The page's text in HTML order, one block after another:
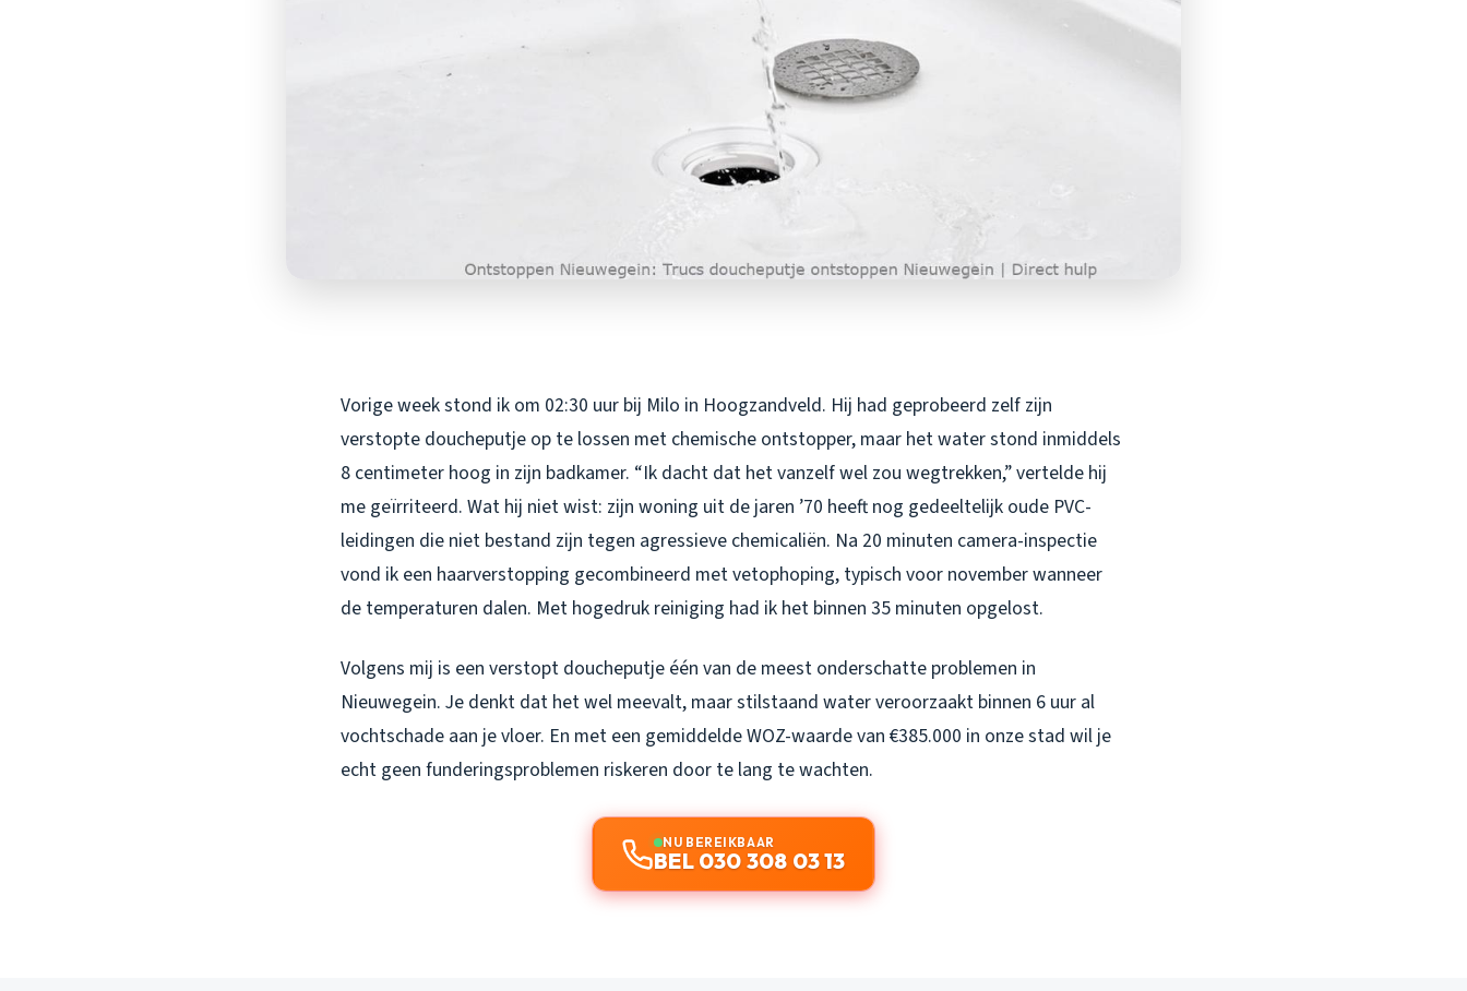
Vorige week stond ik om 02:30 uur bij Milo in Hoogzandveld. Hij had geprobeerd zelf zijn
verstopte doucheputje op te lossen met chemische ontstopper, maar het water stond inmiddels
8 centimeter hoog in zijn badkamer. “Ik dacht dat het vanzelf wel zou wegtrekken,” vertelde hij
me geïrriteerd. Wat hij niet wist: zijn woning uit de jaren ’70 heeft nog gedeeltelijk oude PVC-
leidingen die niet bestand zijn tegen agressieve chemicaliën. Na 20 minuten camera-inspectie
vond ik een haarverstopping gecombineerd met vetophoping, typisch voor november wanneer
de temperaturen dalen. Met hogedruk reiniging had ik het binnen 35 minuten opgelost.
Volgens mij is een verstopt doucheputje één van de meest onderschatte problemen in
Nieuwegein. Je denkt dat het wel meevalt, maar stilstaand water veroorzaakt binnen 6 uur al
vochtschade aan je vloer. En met een gemiddelde WOZ-waarde van €385.000 in onze stad wil je
echt geen funderingsproblemen riskeren door te lang te wachten.
NU BEREIKBAAR
BEL 030 308 03 13